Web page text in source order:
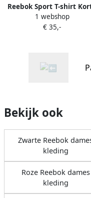
Reebok Sport T-shirt
Mouw T-shirt blanc La
de Papel
1 webshop
€ 35,-
Bekijk ook
Zwarte Reebok
kleding
Roze Reebok dames
kleding